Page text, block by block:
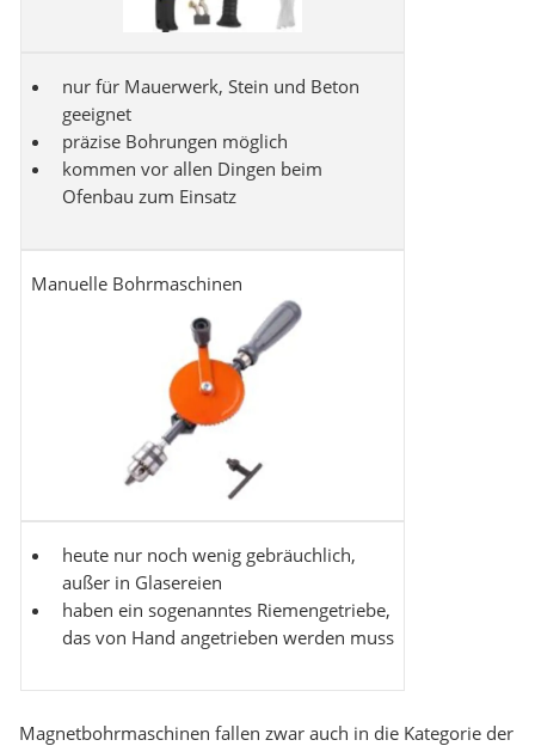
nur für Mauerwerk, Stein und Beton
geeignet
präzise Bohrungen möglich
kommen vor allen Dingen beim
Ofenbau zum Einsatz
Manuelle Bohrmaschinen
heute nur noch wenig gebräuchlich,
außer in Glasereien
haben ein sogenanntes Riemengetriebe,
das von Hand angetrieben werden muss
Magnetbohrmaschinen fallen zwar auch in die Kategorie der